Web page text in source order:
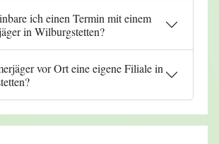
ich einen Termin mit einem
in Wilburgstetten?
vor Ort eine eigene Filiale in